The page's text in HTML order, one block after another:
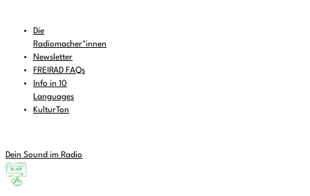
Die
Radiomacher*innen
Newsletter
FREIRAD FAQs
Info in 10
Languages
KulturTon
Dein Sound im Radio